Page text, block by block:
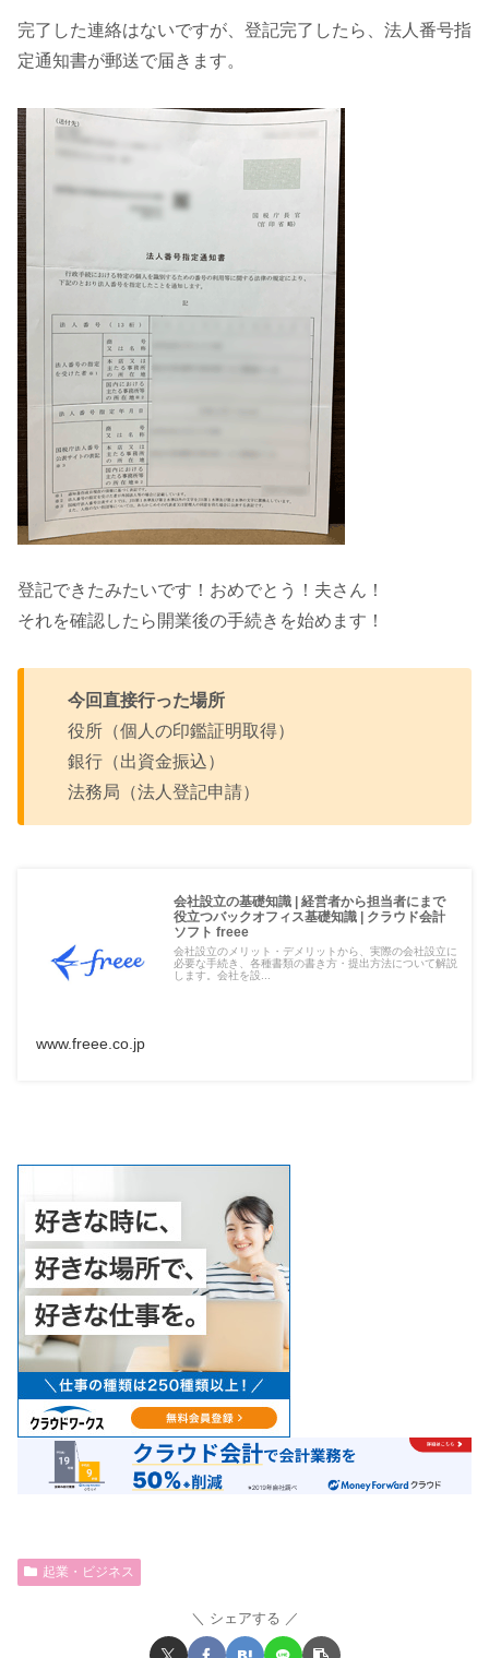
完了した連絡はないですが、登記完了したら、法人番号指
定通知書が郵送で届きます。
登記できたみたいです！おめでとう！夫さん！
それを確認したら開業後の手続きを始めます！
今回直接行った場所
役所（個人の印鑑証明取得）
銀行（出資金振込）
法務局（法人登記申請）
会社設立の基礎知識 | 経営者から担当者にまで
役立つバックオフィス基礎知識 | クラウド会計
ソフト freee
会社設立のメリット・デメリットから、実際の会社設立に
必要な手続き、各種書類の書き方・提出方法について解説
します。会社を設...
www.freee.co.jp
起業・ビジネス
シェアする